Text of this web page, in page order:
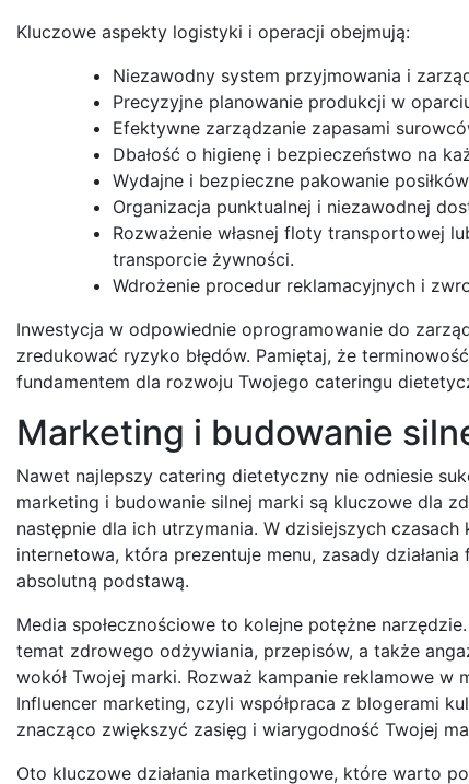
Kluczowe aspekty logistyki i operacji obejmują:
Niezawodny system przyjmowania i
Precyzyjne planowanie produkcji w
Efektywne zarządzanie zapasami
Dbałość o higienę i bezpieczeństwo na
Wydajne i bezpieczne pakowanie
Organizacja punktualnej i niezawodnej
Rozważenie własnej floty transportowej
transporcie żywności.
Wdrożenie procedur reklamacyjnych i
Inwestycja w odpowiednie oprogramowanie do
zredukować ryzyko błędów. Pamiętaj, że
fundamentem dla rozwoju Twojego cateringu
Marketing i budowanie
Nawet najlepszy catering dietetyczny nie odniesie
marketing i budowanie silnej marki są kluczowe dla
następnie dla ich utrzymania. W dzisiejszych
internetowa, która prezentuje menu, zasady
absolutną podstawą.
Media społecznościowe to kolejne potężne
temat zdrowego odżywiania, przepisów, a także
wokół Twojej marki. Rozważ kampanie reklamowe
Influencer marketing, czyli współpraca z blogerami
znacząco zwiększyć zasięg i wiarygodność Twojej
Oto kluczowe działania marketingowe, które warto